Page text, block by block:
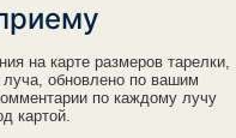
на карте размеров тарелки,
обновлено по вашим
по каждому лучу
картой.